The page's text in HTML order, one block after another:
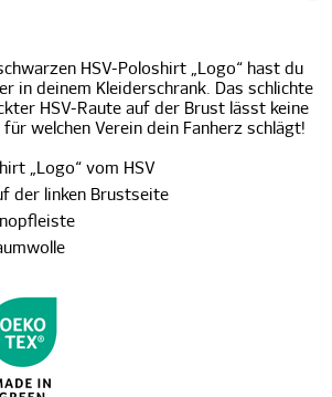
HSV-Poloshirt „Logo“ hast du
in deinem Kleiderschrank. Das schlichte
HSV-Raute auf der Brust lässt keine
welchen Verein dein Fanherz schlägt!
„Logo“ vom HSV
der linken Brustseite